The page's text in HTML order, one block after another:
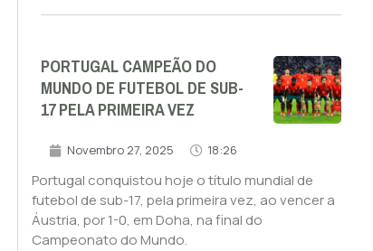
PORTUGAL CAMPEÃO DO
MUNDO DE FUTEBOL DE SUB-
17 PELA PRIMEIRA VEZ
Novembro 27, 2025 18:26
Portugal conquistou hoje o título mundial de
futebol de sub-17, pela primeira vez, ao vencer a
Áustria, por 1-0, em Doha, na final do
Campeonato do Mundo.